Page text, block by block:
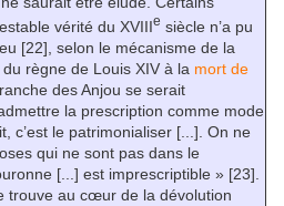
vérité du XVIIIe siècle n’a pu
[22] , selon le mécanisme de la
règne de Louis XIV à la mort de
des Anjou se serait
la prescription comme mode
c’est le patrimonialiser [...]. On ne
qui ne sont pas dans le
[...] est imprescriptible » [23]
trouve au cœur de la dévolution